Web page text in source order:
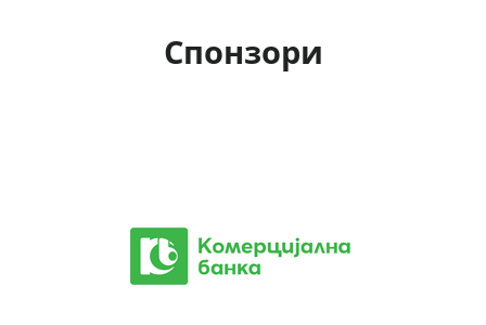
Спонзори